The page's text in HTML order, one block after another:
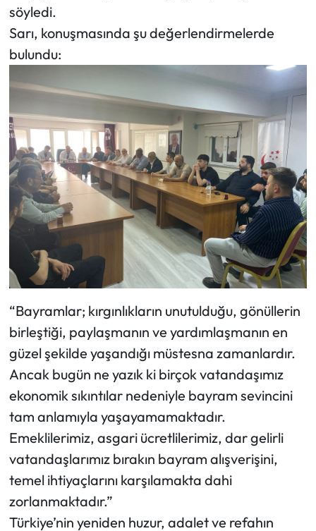
söyledi.
Sarı, konuşmasında şu değerlendirmelerde
bulundu:
“Bayramlar; kırgınlıkların unutulduğu, gönüllerin
birleştiği, paylaşmanın ve yardımlaşmanın en
güzel şekilde yaşandığı müstesna zamanlardır.
Ancak bugün ne yazık ki birçok vatandaşımız
ekonomik sıkıntılar nedeniyle bayram sevincini
tam anlamıyla yaşayamamaktadır.
Emeklilerimiz, asgari ücretlilerimiz, dar gelirli
vatandaşlarımız bırakın bayram alışverişini,
temel ihtiyaçlarını karşılamakta dahi
zorlanmaktadır.”
Türkiye’nin yeniden huzur, adalet ve refahın